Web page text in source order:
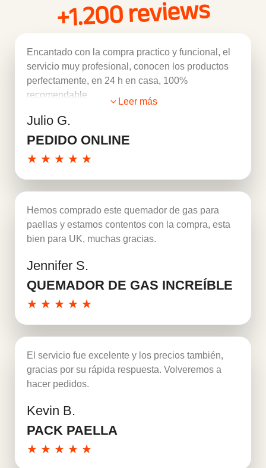
+1.200 reviews
Encantado con la compra practico y funcional, el
servicio muy profesional, conocen los productos
perfectamente, en 24 h en casa, 100%
recomendable
Leer más
Julio G.
PEDIDO ONLINE
★ ★ ★ ★ ★
Hemos comprado este quemador de gas para
paellas y estamos contentos con la compra, esta
bien para UK, muchas gracias.
Jennifer S.
QUEMADOR DE GAS INCREÍBLE
★ ★ ★ ★ ★
El servicio fue excelente y los precios también,
gracias por su rápida respuesta. Volveremos a
hacer pedidos.
Kevin B.
PACK PAELLA
★ ★ ★ ★ ★